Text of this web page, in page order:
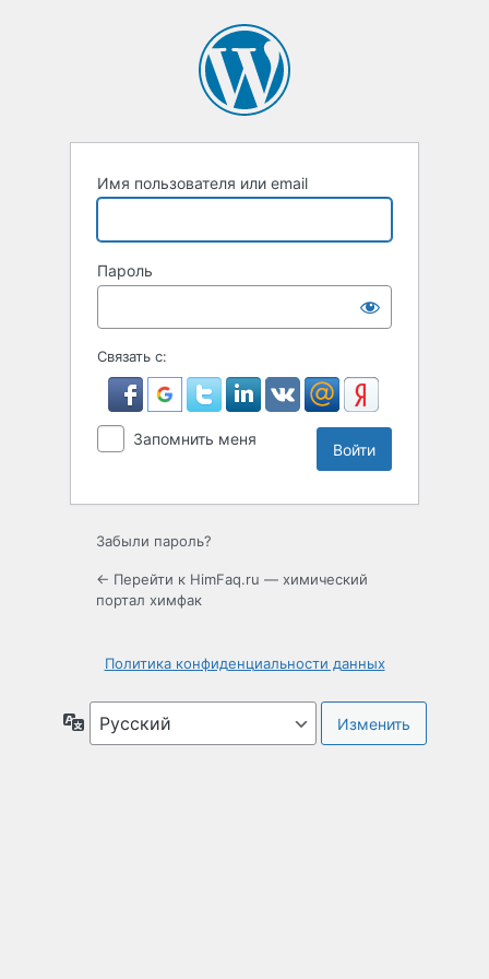
Имя пользователя или email
Пароль
Связать с:
Запомнить меня
Забыли пароль?
← Перейти к HimFaq.ru — химический
портал химфак
Политика конфиденциальности данных
Язык